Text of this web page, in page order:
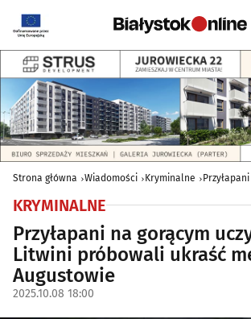
Strona główna Wiadomości Kryminalne
KRYMINALNE
Przyłapani na gorącym
Litwini próbowali ukraść
Augustowie
2025.10.08 18:00